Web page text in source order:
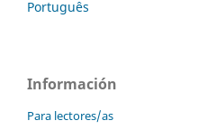
Português
Información
Para lectores/as